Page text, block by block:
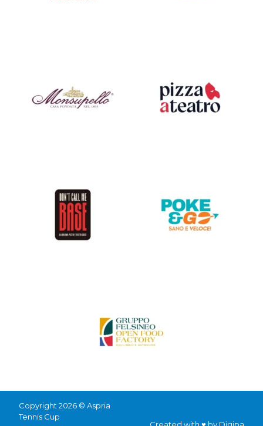
Copyright 2026 © Aspria
Tennis Cup